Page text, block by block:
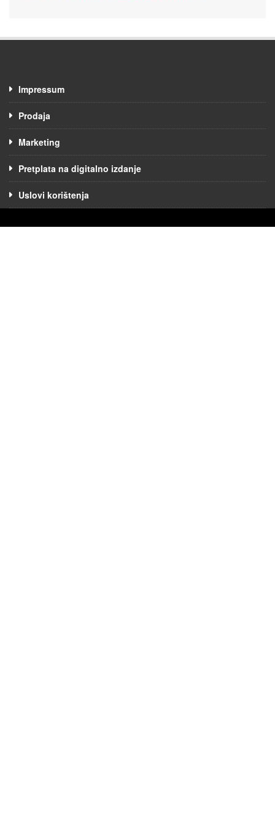
Impressum
Prodaja
Marketing
Pretplata na digitalno izdanje
Uslovi korištenja